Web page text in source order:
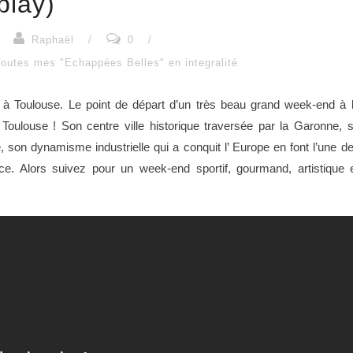
Raphaël / 0
/
mes "Echappées Belles" en integralité
àToulouse. Le point de départ d’un très beau grand week-end à
Toulouse! Son centre ville historique traversée par la Garonne,
dynamisme industrielle qui a conquit l’ Europe en font l’une
Alors suivez pour un week-end sportif, gourmand, artistique